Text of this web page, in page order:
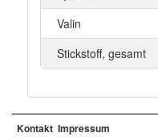
Valin
Stickstoff, gesamt
Kontakt Impressum